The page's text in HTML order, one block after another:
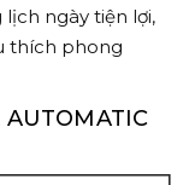
ngày tiện lợi,
thích phong